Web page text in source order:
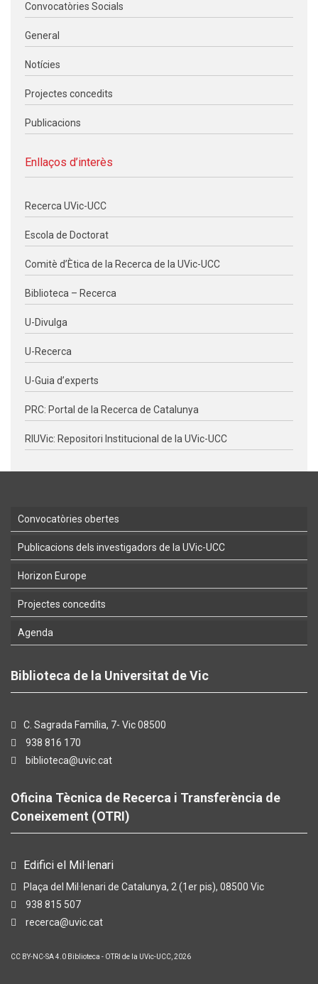
Convocatòries Socials
General
Notícies
Projectes concedits
Publicacions
Enllaços d’interès
Recerca UVic-UCC
Escola de Doctorat
Comitè d’Ètica de la Recerca de la UVic-UCC
Biblioteca – Recerca
U-Divulga
U-Recerca
U-Guia d’experts
PRC: Portal de la Recerca de Catalunya
RIUVic: Repositori Institucional de la UVic-UCC
Convocatòries obertes
Publicacions dels investigadors de la UVic-UCC
Horizon Europe
Projectes concedits
Agenda
Biblioteca de la Universitat de Vic
C. Sagrada Família, 7- Vic 08500
938 816 170
biblioteca@uvic.cat
Oficina Tècnica de Recerca i Transferència de
Coneixement (OTRI)
Edifici el Mil·lenari
Plaça del Mil·lenari de Catalunya, 2 (1er pis), 08500 Vic
938 815 507
recerca@uvic.cat
CC BY-NC-SA 4.0 Biblioteca - OTRI de la UVic-UCC, 2026